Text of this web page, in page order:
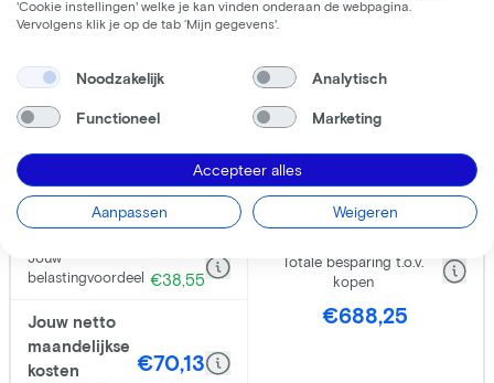
'Cookie instellingen' welke je kan vinden onderaan de webpagina.
Vervolgens klik je op de tab ‘Mijn gegevens'.
Noodzakelijk Analytisch
Functioneel Marketing
Accepteer alles
Aanpassen Weigeren